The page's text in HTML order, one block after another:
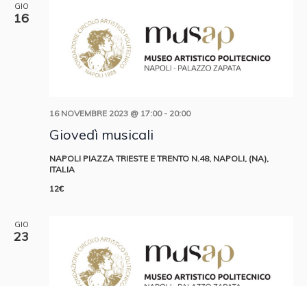
GIO
16
Giovedì musicali
16 NOVEMBRE 2023 @ 17:00- 20:00
NAPOLI PIAZZA TRIESTE E TRENTO N.48, NAPOLI, (NA),
ITALIA
12€
GIO
23